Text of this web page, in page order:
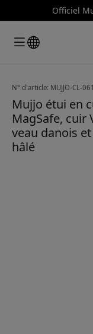
Officiel
N° d'article: MUJJO-CL-
Mujjo étui en
MagSafe, cuir
veau danois
hâlé